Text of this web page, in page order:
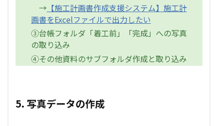
→ 【施工計画書作成支援システム】施工計
画書をExcelファイルで出力したい
③台帳フォルダ「着工前」「完成」への写真
の取り込み
④その他資料のサブフォルダ作成と取り込み
5. 写真データの作成